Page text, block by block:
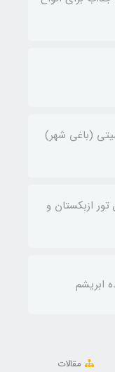
(باغی شهر)
ازبکستان و
مقالات